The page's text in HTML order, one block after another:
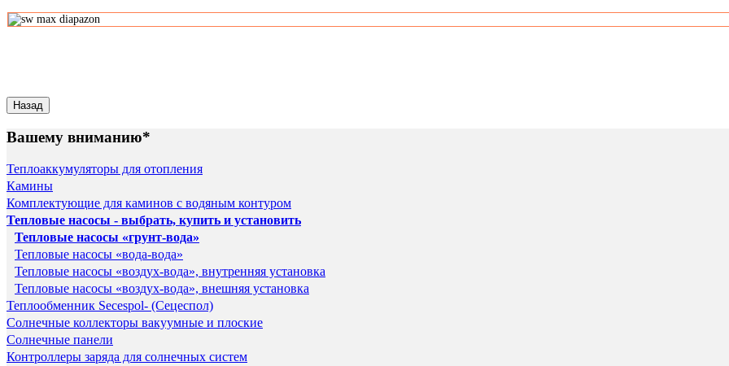
Вашему вниманию*
Теплоаккумуляторы для отопления
Камины
Комплектующие для каминов с водяным контуром
Тепловые насосы - выбрать, купить и установить
Тепловые насосы «грунт-вода»
Тепловые насосы «вода-вода»
Тепловые насосы «воздух-вода», внутренняя установка
Тепловые насосы «воздух-вода», внешняя установка
Теплообменник Secespol- (Сецеспол)
Солнечные коллекторы вакуумные и плоские
Солнечные панели
Контроллеры заряда для солнечных систем